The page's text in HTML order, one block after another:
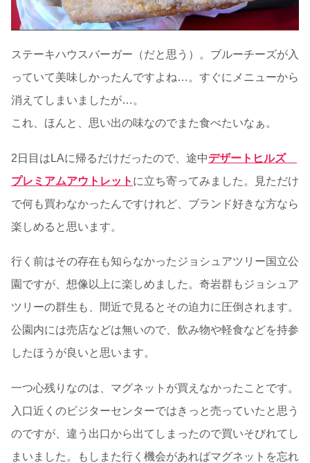
ステーキハウスバーガー（だと思う）。ブルーチーズが入
っていて美味しかったんですよね…。すぐにメニューから
消えてしまいましたが…。
これ、ほんと、思い出の味なのでまた食べたいなぁ。
2日目はLAに帰るだけだったので、途中デザートヒルズ
プレミアムアウトレット に立ち寄ってみました。見ただけ
で何も買わなかったんですけれど、ブランド好きな方なら
楽しめると思います。
行く前はその存在も知らなかったジョシュアツリー国立公
園ですが、想像以上に楽しめました。奇岩群もジョシュア
ツリーの群生も、間近で見るとその迫力に圧倒されます。
公園内には売店などは無いので、飲み物や軽食などを持参
したほうが良いと思います。
一つ心残りなのは、マグネットが買えなかったことです。
入口近くのビジターセンターではきっと売っていたと思う
のですが、違う出口から出てしまったので買いそびれてし
まいました。もしまた行く機会があればマグネットを忘れ